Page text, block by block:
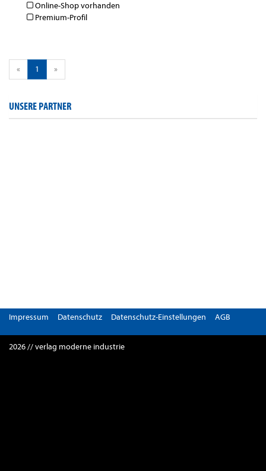
Online-Shop vorhanden
Premium-Profil
« 1 »
UNSERE PARTNER
Impressum Datenschutz Datenschutz-Einstellungen AGB
2026 // verlag moderne industrie